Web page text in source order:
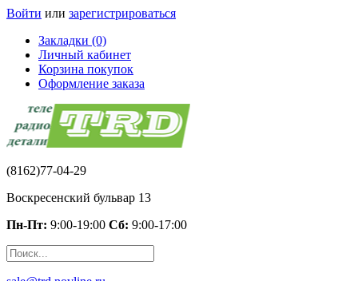
Войти или зарегистрироваться
Закладки (0)
Личный кабинет
Корзина покупок
Оформление заказа
(8162)77-04-29
Воскресенский бульвар 13
Пн-Пт: 9:00-19:00 Сб: 9:00-17:00